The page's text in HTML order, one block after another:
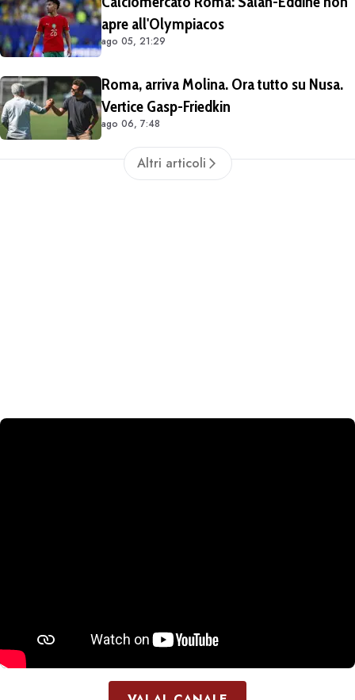
apre all'Olympiacos
ago 05, 21:29
Roma, arriva Molina. Ora tutto su Nusa.
Vertice Gasp-Friedkin
ago 06, 7:48
Altri articoli